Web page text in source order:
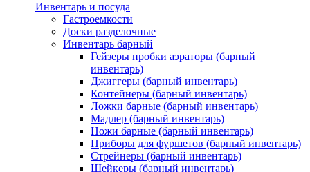
Инвентарь и посуда
Гастроемкости
Доски разделочные
Инвентарь барный
Гейзеры пробки аэраторы (барный
инвентарь)
Джиггеры (барный инвентарь)
Контейнеры (барный инвентарь)
Ложки барные (барный инвентарь)
Мадлер (барный инвентарь)
Ножи барные (барный инвентарь)
Приборы для фуршетов (барный инвентарь)
Стрейнеры (барный инвентарь)
Шейкеры (барный инвентарь)